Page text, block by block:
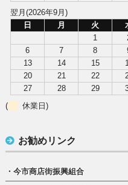
翌月(2026年9月)
日
月 火
1
6
7 8
13
14 15
20
21 22
27
28 29
(
休業日)
お勧めリンク
・今市商店街振興組合